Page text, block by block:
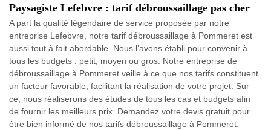
Paysagiste Lefebvre : tarif débroussaillage pas cher
A part la qualité légendaire de service proposée par notre
entreprise Lefebvre, notre tarif débroussaillage à Pommeret est
aussi tout à fait abordable. Nous l’avons établi pour convenir à
tous les budgets : petit, moyen ou gros. Notre entreprise de
débroussaillage à Pommeret veille à ce que nos tarifs constituent
un facteur favorable, facilitant la réalisation de votre projet. Sur
ce, nous réaliserons des études de tous les cas et budgets afin
de fournir les meilleurs prix. Demandez votre devis gratuit pour
être bien informé de nos tarifs débroussaillage à Pommeret.